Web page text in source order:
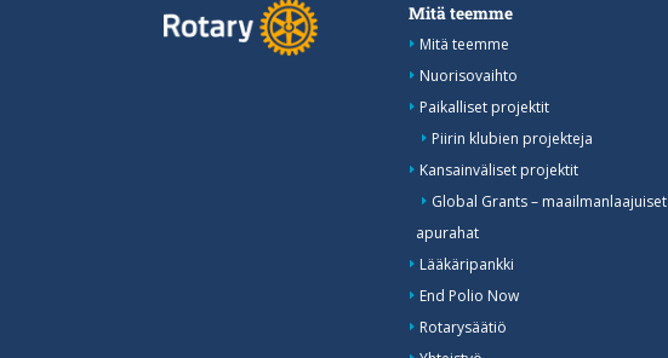
Mitä teemme
Mitä teemme
Nuorisovaihto
Paikalliset projektit
Piirin klubien projekteja
Kansainväliset projektit
Global Grants – maailmanlaajuiset
apurahat
Lääkäripankki
End Polio Now
Rotarysäätiö